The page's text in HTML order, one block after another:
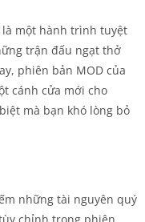
là một hành trình tuyệt
trận đấu ngạt thở
phiên bản MOD của
cánh cửa mới cho
mà bạn khó lòng bỏ
những tài nguyên quý